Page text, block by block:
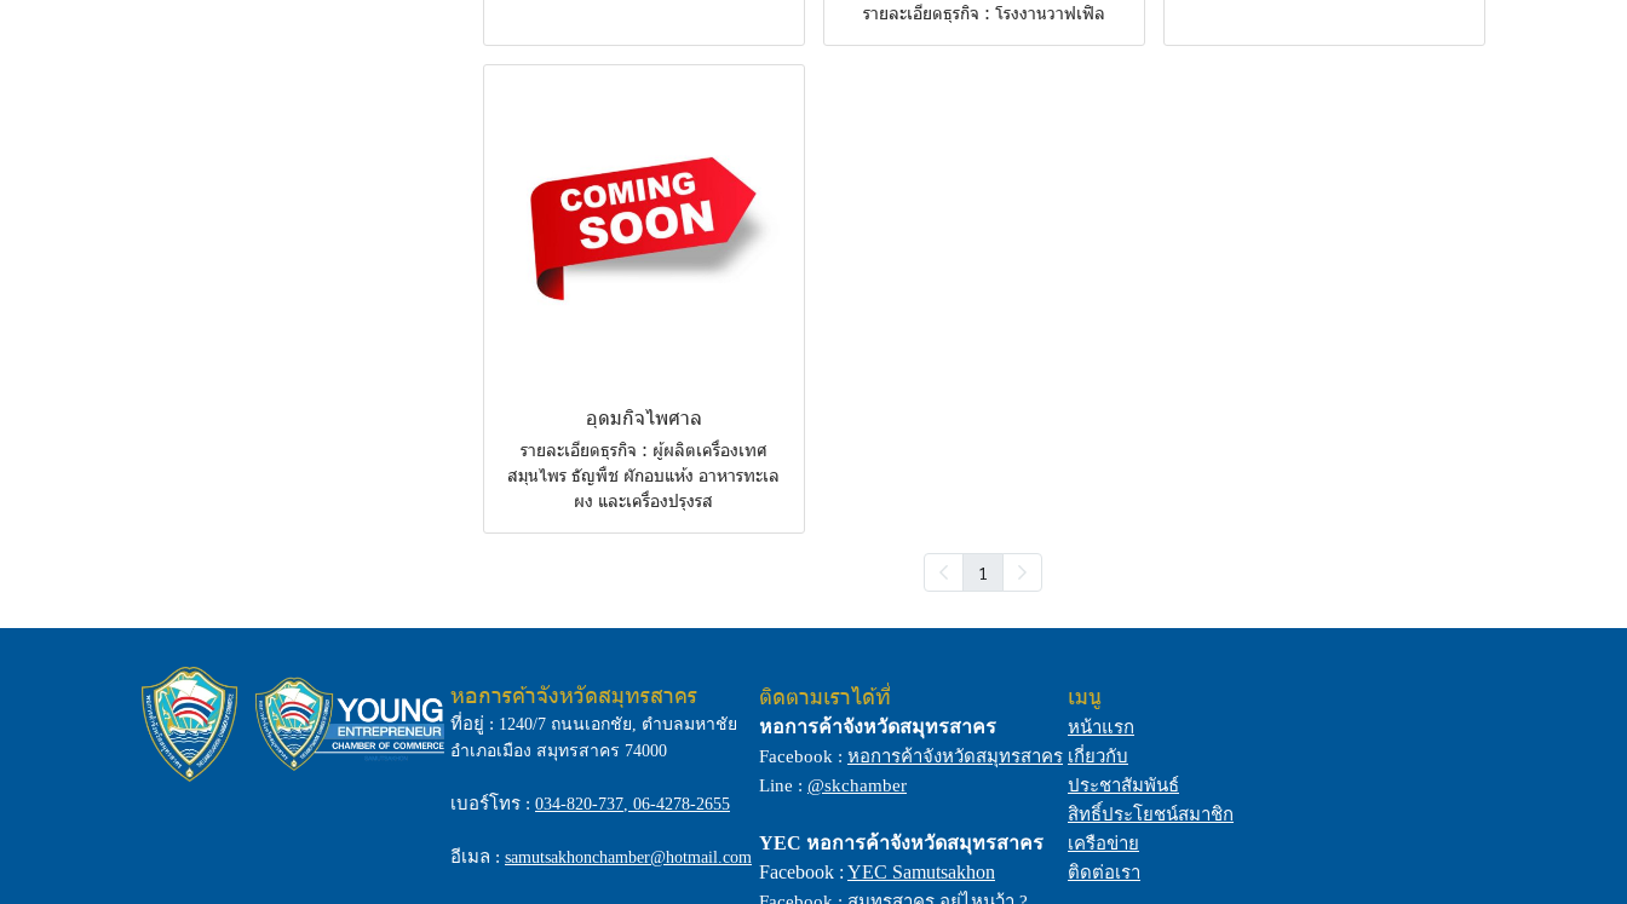
รายละเอียดธุรกิจ : โรงงานวาฟเฟิล
อุดมกิจไพศาล
รายละเอียดธุรกิจ : ผู้ผลิตเครื่องเทศ
สมุนไพร ธัญพืช ผักอบแห้ง อาหารทะเล
ผง และเครื่องปรุงรส
1
หอการค้าจังหวัดสมุทรสาคร
ที่อยู่ : 1240/7 ถนนเอกชัย, ตำบลมหาชัย
อำเภอเมือง สมุทรสาคร 74000
เบอร์โทร : 034-820-737, 06-4278-2655
อีเมล : samutsakhonchamber@hotmail.com
ติดตามเราได้ที่
หอการค้าจังหวัดสมุทรสาคร
Facebook : หอการค้าจังหวัดสมุทรสาคร
Line : @skchamber
YEC หอการค้าจังหวัดสมุทรสาคร
Facebook : YEC Samutsakhon
เมนู
หน้าแรก
เกี่ยวกับ
ประชาสัมพันธ์
สิทธิ์ประโยชน์สมาชิก
เครือข่าย
ติดต่อเรา